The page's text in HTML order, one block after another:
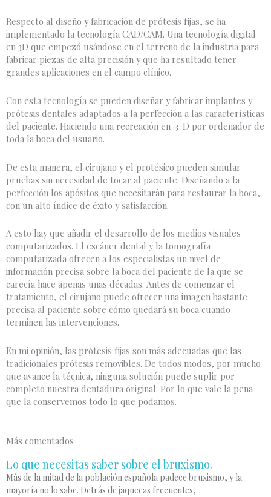
Respecto al diseño y fabricación de prótesis fijas, se ha
implementado la tecnología CAD/CAM. Una tecnología digital
en 3D que empezó usándose en el terreno de la industria para
fabricar piezas de alta precisión y que ha resultado tener
grandes aplicaciones en el campo clínico.
Con esta tecnología se pueden diseñar y fabricar implantes y
prótesis dentales adaptados a la perfección a las características
del paciente. Haciendo una recreación en ·3-D por ordenador de
toda la boca del usuario.
De esta manera, el cirujano y el protésico pueden simular
pruebas sin necesidad de tocar al paciente. Diseñando a la
perfección los apósitos que necesitarán para restaurar la boca,
con un alto índice de éxito y satisfacción.
A esto hay que añadir el desarrollo de los medios visuales
computarizados. El escáner dental y la tomografía
computarizada ofrecen a los especialistas un nivel de
información precisa sobre la boca del paciente de la que se
carecía hace apenas unas décadas. Antes de comenzar el
tratamiento, el cirujano puede ofrecer una imagen bastante
precisa al paciente sobre cómo quedará su boca cuando
terminen las intervenciones.
En mi opinión, las prótesis fijas son más adecuadas que las
tradicionales prótesis removibles. De todos modos, por mucho
que avance la técnica, ninguna solución puede suplir por
completo nuestra dentadura original. Por lo que vale la pena
que la conservemos todo lo que podamos.
Más comentados
Lo que necesitas saber sobre el bruxismo.
Más de la mitad de la población española padece bruxismo, y la
mayoría no lo sabe. Detrás de jaquecas frecuentes,